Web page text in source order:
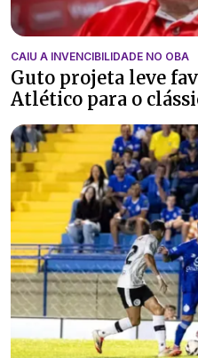
CAIU A INVENCIBILIDADE NO OBA
Guto projeta leve
Atlético para o